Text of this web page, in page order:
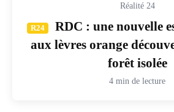
Réalité 24
R24
RDC : une nouvelle
aux lèvres orange
forêt isolée
4 min de lecture